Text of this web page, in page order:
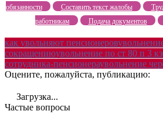
обязанности
Составить текст жалобы
работникам
Подача документов
как увольняют пенсионеров
сокращениюувольнение по ст 80 п 3
сотрудника-пенсионераувольнение
Оцените, пожалуйста, публикацию:
Загрузка...
Частые вопросы